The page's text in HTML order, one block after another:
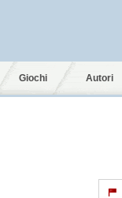
Giochi Autori